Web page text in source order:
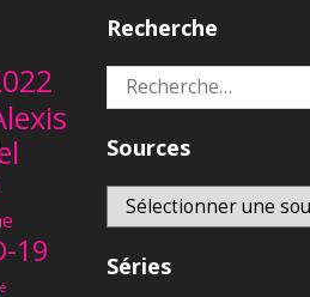
19
Recherche
Rechercher :
Sources
Séries